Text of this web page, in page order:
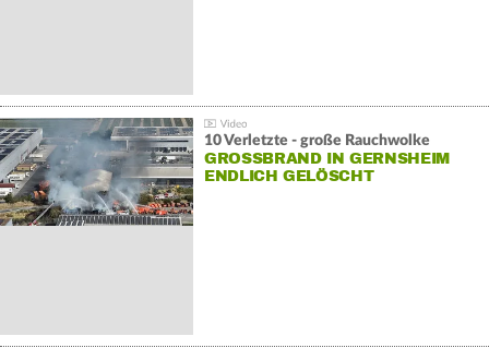
10 Verletzte - große Rauchwolke
GROSSBRAND IN GERNSHEIM E
NDLICH GELÖSCHT